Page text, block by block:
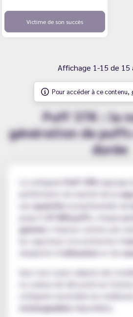
Victime de son succès
Affichage 1-15 de 15
Pour accéder à ce contenu,
Puff 37K : la
génération de
durée
La catégorie Puff 37K regroupe
quantite
37 000 puffs , chaque
gamme
simplicité d’
utilisation
Que vous soyez adepte des
catégorie rassemble les
rechargeables